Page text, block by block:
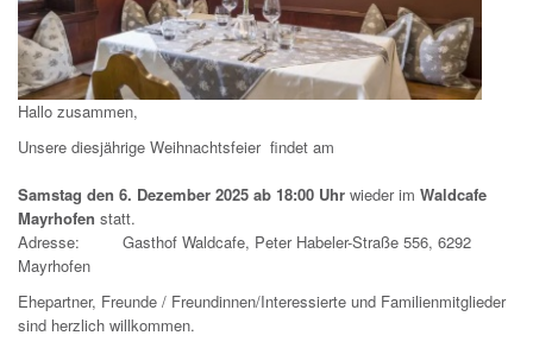
Hallo zusammen,
Unsere diesjährige Weihnachtsfeier findet am
Samstag den 6. Dezember 2025 ab 18:00 Uhr wieder im Waldcafe
Mayrhofen statt.
Adresse: Gasthof Waldcafe, Peter Habeler-Straße 556, 6292
Mayrhofen
Ehepartner, Freunde / Freundinnen/Interessierte und Familienmitglieder
sind herzlich willkommen.